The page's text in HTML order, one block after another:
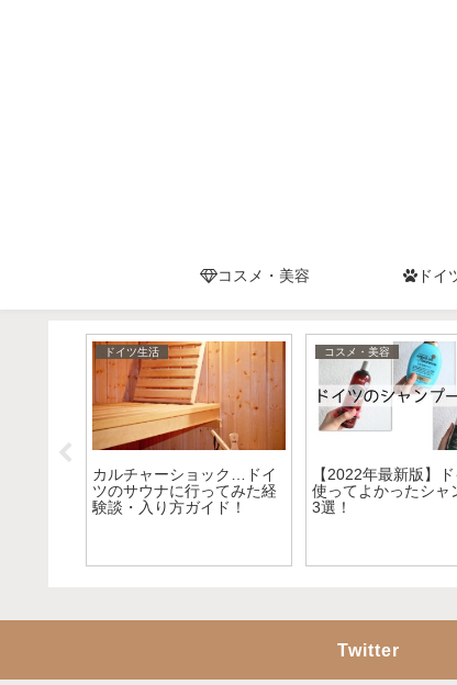
コスメ・美容 ドイ
コスメ・美容
【ドイツコスメ】プチプラ
dmスキンケアのビタミンC
シリーズをレビュー
ドイツ生活
【ドイツ生活】洗濯
洗濯機の使い方と洗
び方～
Twitter